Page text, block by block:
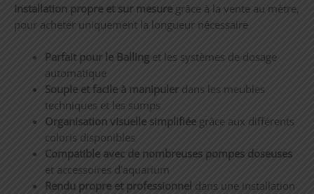
Installation propre et sur mesure grâce à la vente au mètre,
pour acheter uniquement la longueur nécessaire
Parfait pour le Ballinget les systèmes de dosage
automatique
Souple et facile à manipulerdans les meubles
techniques et les sumps
Organisation visuelle simplifiée grâce aux différents
coloris disponibles
Compatible avec de nombreuses pompes doseuses
et accessoires d’aquarium
Rendu propre et professionnel dans une installation